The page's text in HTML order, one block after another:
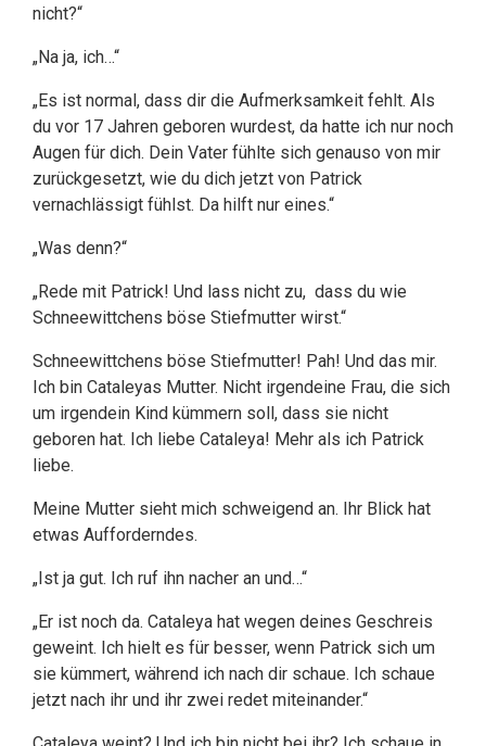
nicht?“
„Na ja, ich…“
„Es ist normal, dass dir die Aufmerksamkeit fehlt. Als
du vor 17 Jahren geboren wurdest, da hatte ich nur noch
Augen für dich. Dein Vater fühlte sich genauso von mir
zurückgesetzt, wie du dich jetzt von Patrick
vernachlässigt fühlst. Da hilft nur eines.“
„Was denn?“
„Rede mit Patrick! Und lass nicht zu, dass du wie
Schneewittchens böse Stiefmutter wirst.“
Schneewittchens böse Stiefmutter! Pah! Und das mir.
Ich bin Cataleyas Mutter. Nicht irgendeine Frau, die sich
um irgendein Kind kümmern soll, dass sie nicht
geboren hat. Ich liebe Cataleya! Mehr als ich Patrick
liebe.
Meine Mutter sieht mich schweigend an. Ihr Blick hat
etwas Aufforderndes.
„Ist ja gut. Ich ruf ihn nacher an und…“
„Er ist noch da. Cataleya hat wegen deines Geschreis
geweint. Ich hielt es für besser, wenn Patrick sich um
sie kümmert, während ich nach dir schaue. Ich schaue
jetzt nach ihr und ihr zwei redet miteinander.“